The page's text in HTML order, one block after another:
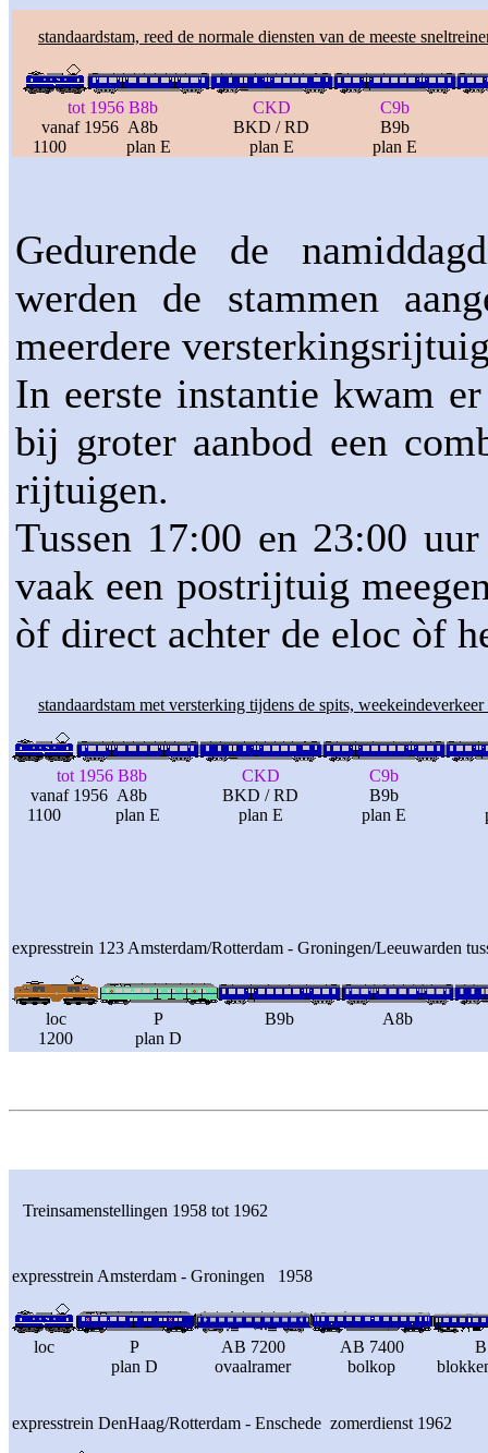
standaardstam, reed de normale diensten van de meeste
tot 1956 B8b CKD
C9b
vanaf 1956 A8b
BKD / RD
B9b
1100
plan E plan E plan E
Gedurende de
werden de stammen
meerdere
In eerste instantie kwam
bij groter aanbod een
rijtuigen.
Tussen 17:00 en 23:00
vaak een postrijtuig
òf direct achter de eloc òf
standaardstam met versterking tijdens de spits,
tot 1956 B8b CKD
C9b
vanaf 1956 A8b
BKD / RD
B9b
1100
plan E plan E plan E
expresstrein 123 Amsterdam/Rotterdam - Groningen/Leeuwarden
loc P B9b
A8b
1200
plan D
Treinsamenstellingen 1958 tot 1962
expresstrein Amsterdam - Groningen 1958
loc P AB 7200 AB 7400
B
plan D
ovaalramer bolkop
expresstrein DenHaag/Rotterdam - Enschede zomerdienst 1962